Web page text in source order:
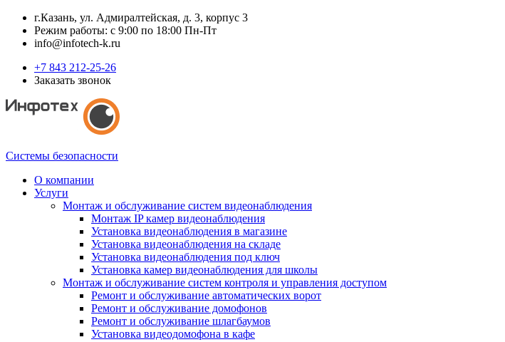
г.Казань, ул. Адмиралтейская, д. 3, корпус 3
Режим работы: с 9:00 по 18:00 Пн-Пт
info@infotech-k.ru
+7 843 212-25-26
Заказать звонок
Системы безопасности
О компании
Услуги
Монтаж и обслуживание систем видеонаблюдения
Монтаж IP камер видеонаблюдения
Установка видеонаблюдения в магазине
Установка видеонаблюдения на складе
Установка видеонаблюдения под ключ
Установка камер видеонаблюдения для школы
Монтаж и обслуживание систем контроля и управления доступом
Ремонт и обслуживание автоматических ворот
Ремонт и обслуживание домофонов
Ремонт и обслуживание шлагбаумов
Установка видеодомофона в кафе